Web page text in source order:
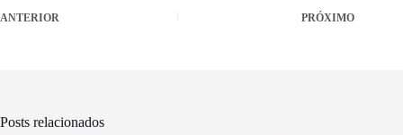
ANTERIOR PRÓXIMO
Posts relacionados